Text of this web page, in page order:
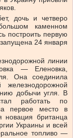
дочь и четверо
каменном
построить первую
24 января
линии
— Еленовка,
Она соединила
добычи угля. В
работать по
первое место в
новация британца
Украины и всей
топливо —